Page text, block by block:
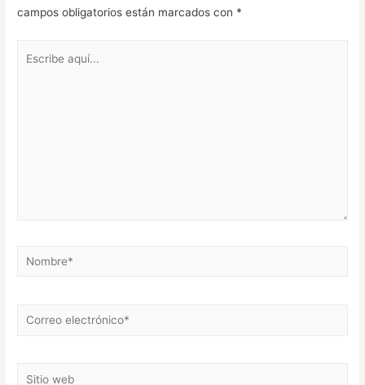
campos obligatorios están marcados con *
Nombre*
Correo
Sitio